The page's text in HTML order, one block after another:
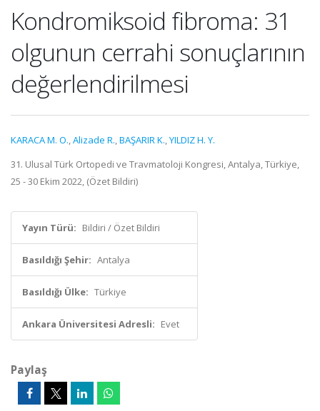
Kondromiksoid fibroma: 31
olgunun cerrahi sonuçlarının
değerlendirilmesi
KARACA M. O.,Alizade R.,BAŞARIR K.,YILDIZ H. Y.
31. Ulusal Türk Ortopedi ve Travmatoloji Kongresi, Antalya, Türkiye,
25 - 30 Ekim 2022, (Özet Bildiri)
Yayın Türü: Bildiri / Özet Bildiri
Basıldığı Şehir: Antalya
Basıldığı Ülke: Türkiye
Ankara Üniversitesi Adresli: Evet
Paylaş